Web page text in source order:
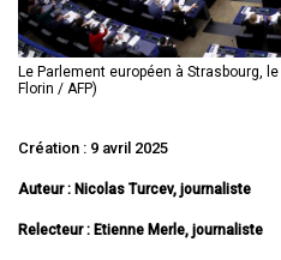
Le Parlement européen à Strasbourg,
Florin / AFP)
Création : 9 avril 2025
Auteur : Nicolas Turcev, journaliste
Relecteur : Etienne Merle, journaliste